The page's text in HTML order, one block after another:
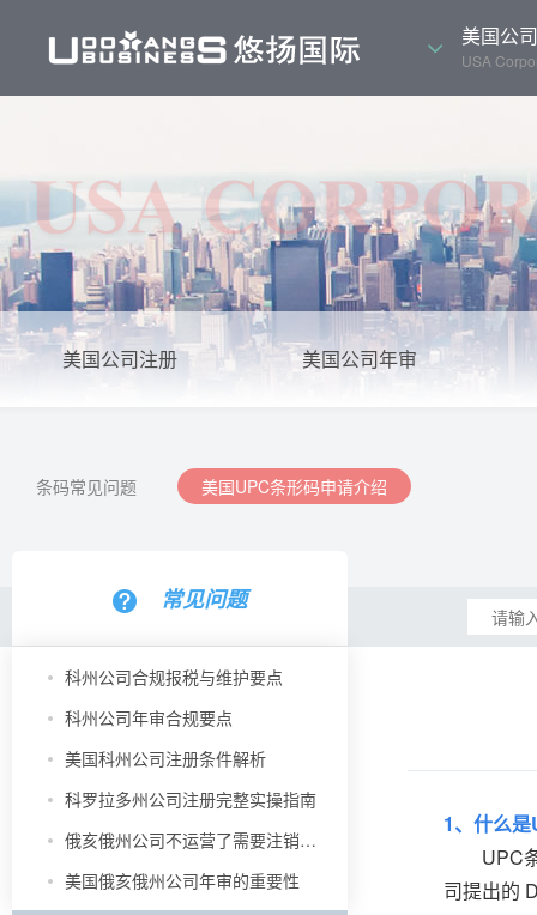
美国公
USA
美国公司注册 美国公司年审
条码常见问题 美国UPC条形码申请介绍
常见问题
科州公司合规报税与维护要点
科州公司年审合规要点
美国科州公司注册条件解析
科罗拉多州公司注册完整实操指南
俄亥俄州公司不运营了需要注销吗？
美国俄亥俄州公司年审的重要性
1、什么
UPC条
司提出的